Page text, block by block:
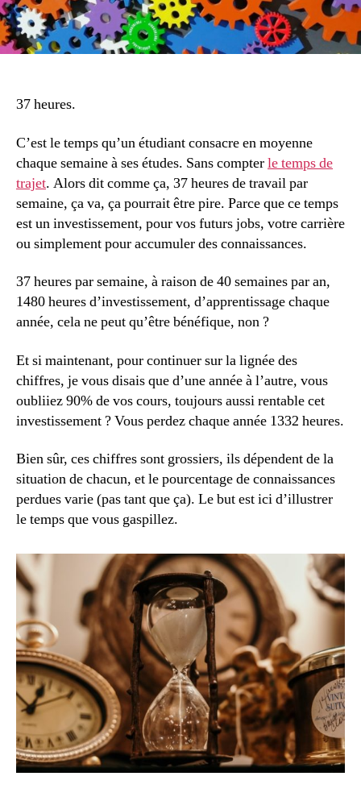
37 heures.
C’est le temps qu’un étudiant consacre en moyenne
chaque semaine à ses études. Sans compterle temps de
trajet. Alors dit comme ça, 37 heures de travail par
semaine, ça va, ça pourrait être pire. Parce que ce temps
est un investissement, pour vos futurs jobs, votre carrière
ou simplement pour accumuler des connaissances.
37 heures par semaine, à raison de 40 semaines par an,
1480 heures d’investissement, d’apprentissage chaque
année, cela ne peut qu’être bénéfique, non ?
Et si maintenant, pour continuer sur la lignée des
chiffres, je vous disais que d’une année à l’autre, vous
oubliiez 90% de vos cours, toujours aussi rentable cet
investissement ? Vous perdez chaque année 1332 heures.
Bien sûr, ces chiffres sont grossiers, ils dépendent de la
situation de chacun, et le pourcentage de connaissances
perdues varie (pas tant que ça). Le but est ici d’illustrer
le temps que vous gaspillez.